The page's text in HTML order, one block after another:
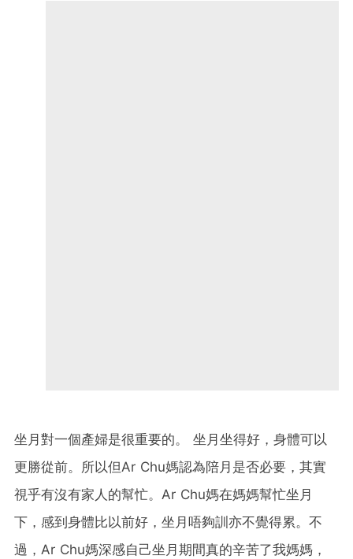
坐月對一個產婦是很重要的。
坐月坐得好，身體可以
更勝從前。所以但Ar Chu媽認為陪月是否必要，其實
視乎有沒有家人的幫忙。 Ar Chu媽在媽媽幫忙坐月
下，感到身體比以前好，坐月唔夠訓亦不覺得累。不
過， Ar Chu媽深感自己坐月期間真的辛苦了我媽媽，